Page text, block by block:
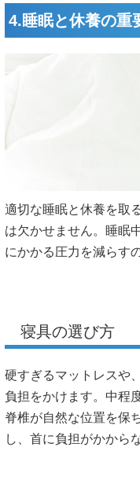
4.睡眠と休養の重
適切な睡眠と休養を取
は欠かせません。睡眠
にかかる圧力を減らす
寝具の選び方
硬すぎるマットレスや
負担をかけます。中程
脊椎が自然な位置を保
し、首に負担がかから